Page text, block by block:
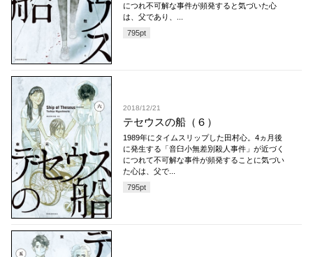
につれ不可解な事件が頻発すると気づいた心
は、父であり、...
795pt
2018/12/21
テセウスの船（６）
1989年にタイムスリップした田村心。4ヵ月後
に発生する「音臼小無差別殺人事件」が近づく
につれて不可解な事件が頻発することに気づい
た心は、父で...
795pt